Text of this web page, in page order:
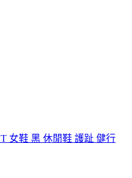
女鞋 黑 休閒鞋 護趾 健行